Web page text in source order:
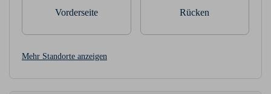
Vorderseite Rücken
Mehr Standorte anzeigen